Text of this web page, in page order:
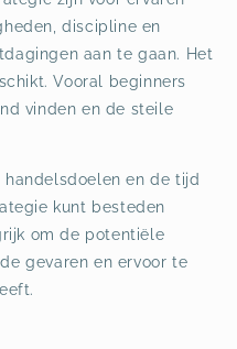
discipline en
aan te gaan. Het
Vooral beginners
vinden en de steile
en de tijd
kunt besteden
om de potentiële
gevaren en ervoor te